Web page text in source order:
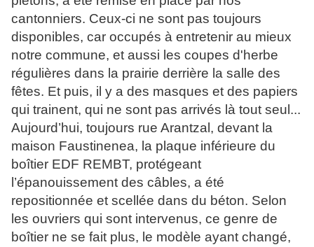
cantonniers. Ceux-ci ne sont pas toujours
disponibles, car occupés à entretenir au mieux
notre commune, et aussi les coupes d'herbe
régulières dans la prairie derrière la salle des
fêtes. Et puis, il y a des masques et des papiers
qui trainent, qui ne sont pas arrivés là tout seul...
Aujourd’hui, toujours rue Arantzal, devant la
maison Faustinenea, la plaque inférieure du
boîtier EDF REMBT, protégeant
l’épanouissement des câbles, a été
repositionnée et scellée dans du béton. Selon
les ouvriers qui sont intervenus, ce genre de
boîtier ne se fait plus, le modèle ayant changé,